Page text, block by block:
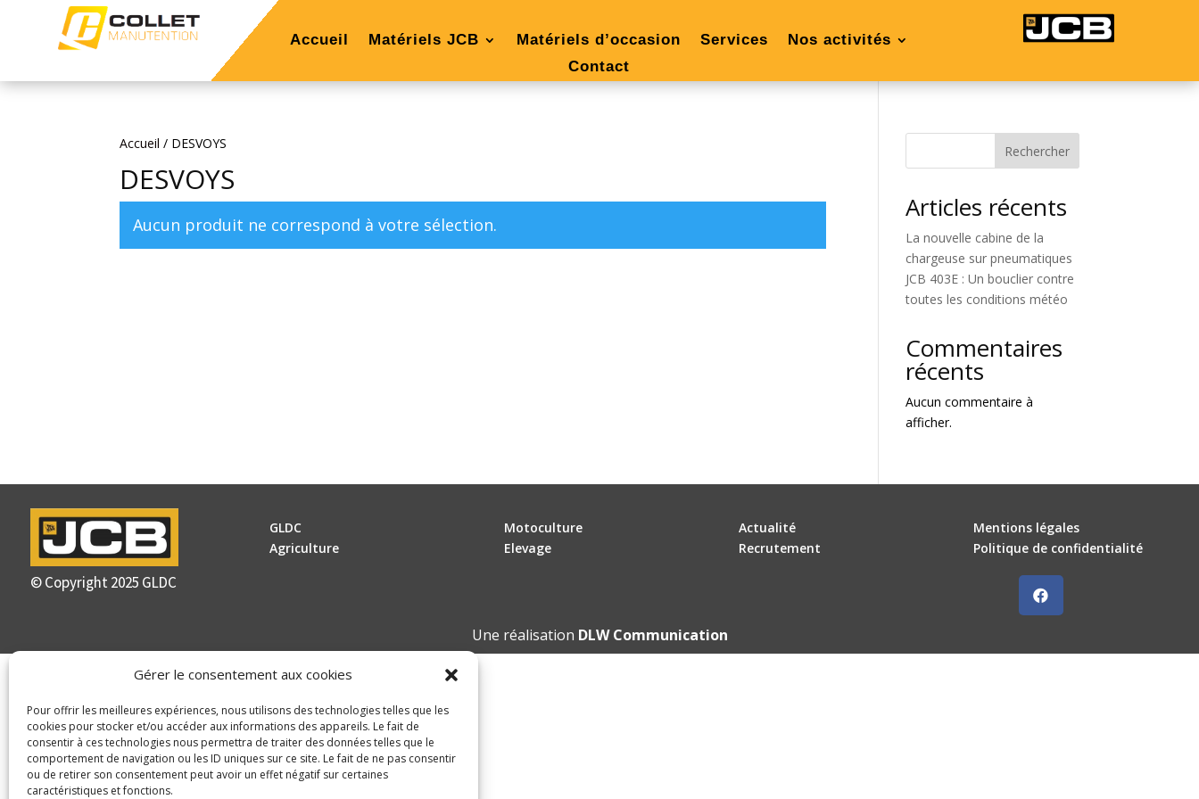
Gérer le consentement aux cookies
Pour offrir les meilleures expériences, nous utilisons des technologies telles que les
cookies pour stocker et/ou accéder aux informations des appareils. Le fait de
consentir à ces technologies nous permettra de traiter des données telles que le
comportement de navigation ou les ID uniques sur ce site. Le fait de ne pas consentir
ou de retirer son consentement peut avoir un effet négatif sur certaines
caractéristiques et fonctions.
Accueil Matériels JCB Matériels d’occasion Services
Nos activités
Contact
Accueil / DESVOYS
DESVOYS
Aucun produit ne correspond à votre sélection.
Rechercher
Articles récents
La nouvelle cabine de la
chargeuse sur pneumatiques
JCB 403E : Un bouclier contre
toutes les conditions météo
Commentaires
récents
Aucun commentaire à
afficher.
© Copyright 2025 GLDC
GLDC
Agriculture
Motoculture
Elevage
Actualité
Recrutement
Mentions légales
Politique de confidentialité

Une réalisation DLW Communication